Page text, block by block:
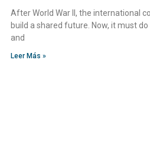
After World War II, the international
build a shared future. Now, it must
and
Leer Más »